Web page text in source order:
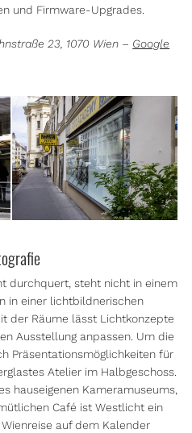
und Firmware-Upgrades.
23, 1070 Wien – Google
durchquert, steht nicht in einem
in einer lichtbildnerischen
der Räume lässt Lichtkonzepte
Ausstellung anpassen. Um die
Präsentationsmöglichkeiten für
Atelier im Halbgeschoss.
hauseigenen Kameramuseums,
Café ist Westlicht ein
auf dem Kalender